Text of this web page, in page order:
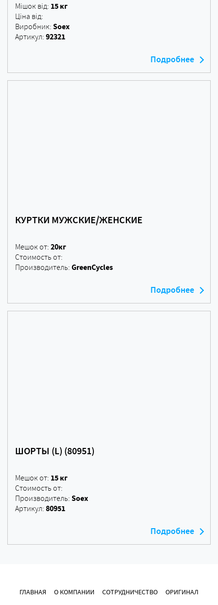
Мішок від: 15 кг
Ціна від:
Виробник: Soex
Артикул: 92321
Подробнее
КУРТКИ МУЖСКИЕ/ЖЕНСКИЕ
Мешок от: 20кг
Стоимость от:
Производитель: GreenCycles
Подробнее
ШОРТЫ (L) (80951)
Мешок от: 15 кг
Стоимость от:
Производитель: Soex
Артикул: 80951
Подробнее
ГЛАВНАЯ О КОМПАНИИ СОТРУДНИЧЕСТВО
ОРИГИНАЛ